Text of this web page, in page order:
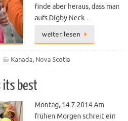
finde aber heraus, dass man
aufs Digby Neck…
weiter lesen
Kanada, Nova Scotia
its best
Montag, 14.7.2014 Am
frühen Morgen schreit ein